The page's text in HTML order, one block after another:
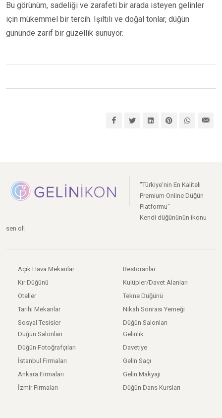
Bu görünüm, sadeliği ve zarafeti bir arada isteyen gelinler
için mükemmel bir tercih. Işıltılı ve doğal tonlar, düğün
gününde zarif bir güzellik sunuyor.
"Türkiye'nin En Kaliteli
Premium Online Düğün
Platformu"
Kendi düğününün ikonu
sen ol!
Açık Hava Mekanlar
Kır Düğünü
Oteller
Tarihi Mekanlar
Sosyal Tesisler
Restoranlar
Kulüpler/Davet Alanları
Tekne Düğünü
Nikah Sonrası Yemeği
Düğün Salonları
Düğün Salonları
Düğün Fotoğrafçıları
İstanbul Firmaları
Ankara Firmaları
İzmir Firmaları
Gelinlik
Davetiye
Gelin Saçı
Gelin Makyajı
Düğün Dans Kursları